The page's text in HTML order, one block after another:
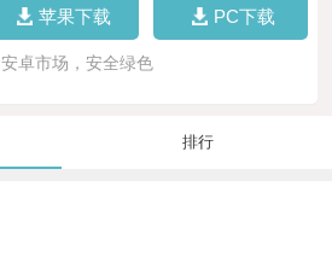
苹果下载 PC下载
安卓市场，安全绿色
排行